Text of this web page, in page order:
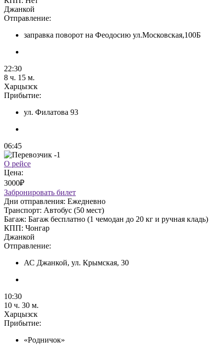
Джанкой
Отправление:
заправка поворот на Феодосию ул.Московская,100Б
22:30
8 ч. 15 м.
Харцызск
Прибытие:
ул. Филатова 93
06:45
О рейсе
Цена:
3000₽
Забронировать билет
Дни отправления: Ежедневно
Транспорт: Автобус (50 мест)
Багаж: Багаж бесплатно (1 чемодан до 20 кг и ручная кладь)
КПП: Чонгар
Джанкой
Отправление:
АС Джанкой, ул. Крымская, 30
10:30
10 ч. 30 м.
Харцызск
Прибытие:
«Родничок»